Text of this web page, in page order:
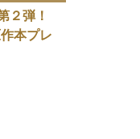
２弾！
本プレ